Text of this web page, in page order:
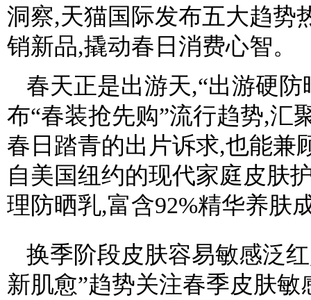
洞察,天猫国际发布五大趋势
销新品,撬动春日消费心智。
春天正是出游天,“出游硬
布“春装抢先购”流行趋势,汇
春日踏青的出片诉求,也能兼
自美国纽约的现代家庭皮肤
理防晒乳,富含92%精华养肤
换季阶段皮肤容易敏感泛
新肌愈”趋势关注春季皮肤